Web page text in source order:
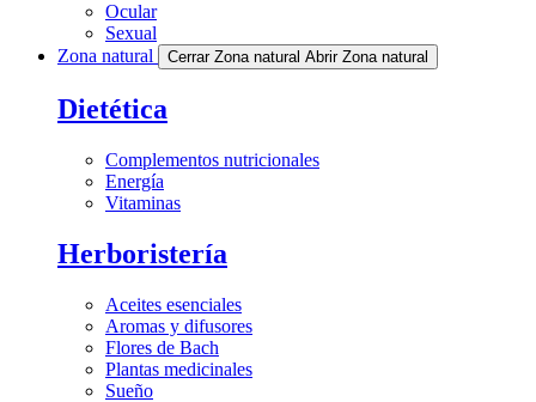
Ocular
Sexual
Zona natural
Cerrar Zona natural Abrir Zona natural
Dietética
Complementos nutricionales
Energía
Vitaminas
Herboristería
Aceites esenciales
Aromas y difusores
Flores de Bach
Plantas medicinales
Sueño